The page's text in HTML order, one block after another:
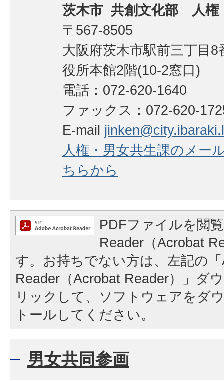
茨木市 共創文化部 人権
〒567-8505
大阪府茨木市駅前三丁目8
役所本館2階(10-2窓口)
電話：072-620-1640
ファックス：072-620-
E-mail
人権・男女共生課のメー
ちらから
PDFファイルを閲
Reader（Acrobat
す。お持ちでない方は、左記の
Reader（Acrobat Reader）」ダ
リックして、ソフトウェアをダ
トールしてください。
男女共同参画